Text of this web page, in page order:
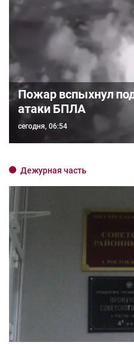
Пожар вспыхнул
атаки БПЛА
сегодня, 06:54
Дежурная часть